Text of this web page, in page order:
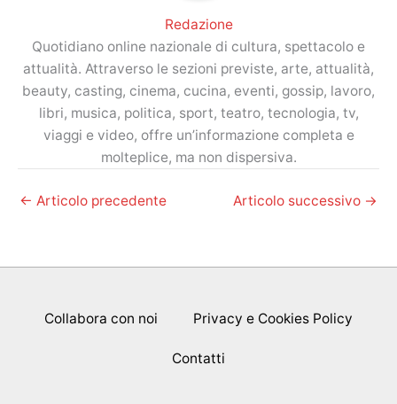
Redazione
Quotidiano online nazionale di cultura, spettacolo e
attualità. Attraverso le sezioni previste, arte, attualità,
beauty, casting, cinema, cucina, eventi, gossip, lavoro,
libri, musica, politica, sport, teatro, tecnologia, tv,
viaggi e video, offre un’informazione completa e
molteplice, ma non dispersiva.
← Articolo precedente Articolo successivo →
Collabora con noi Privacy e Cookies Policy
Contatti